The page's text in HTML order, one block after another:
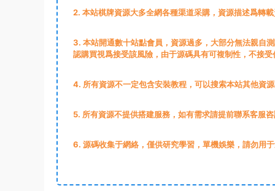
2. 本站棋牌資源大多全網各種渠道采購，資源描述爲轉
3. 本站開通數十站點會員，資源過多，大部分無法親自
認購買視爲接受該風險，由于源碼具有可複制性，不接
4. 所有資源不一定包含安裝教程，可以搜索本站其他資
5. 所有資源不提供搭建服務，如有需求請提前聯系客服
6. 源碼收集于網絡，僅供研究學習，單機娛樂，請勿用